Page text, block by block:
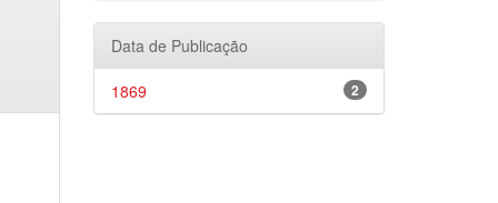
Data de Publicação
2
1869